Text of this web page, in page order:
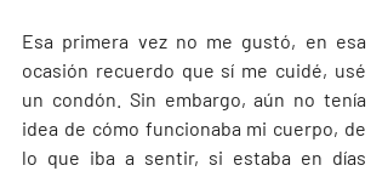
Esa primera vez no me gustó, en esa
ocasión recuerdo que sí me cuidé, usé
un condón. Sin embargo, aún no tenía
idea de cómo funcionaba mi cuerpo, de
lo que iba a sentir, si estaba en días